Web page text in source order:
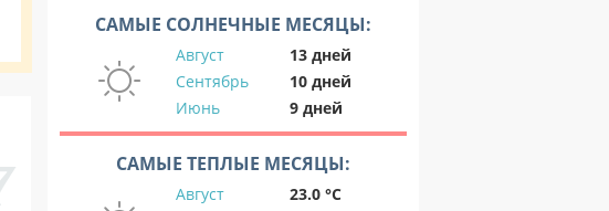
САМЫЕ СОЛНЕЧНЫЕ МЕСЯЦЫ:
Август
13 дней
Сентябрь
10 дней
Июнь
9 дней
САМЫЕ ТЕПЛЫЕ МЕСЯЦЫ:
Август
23.0 °C